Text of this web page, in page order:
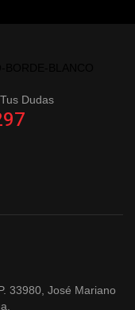
Dudas
33980, José Mariano